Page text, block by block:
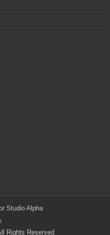
Studio Alpha
Rights Reserved